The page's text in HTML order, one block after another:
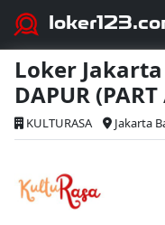
Loker Jakarta
DAPUR
KULTURASA Jakarta